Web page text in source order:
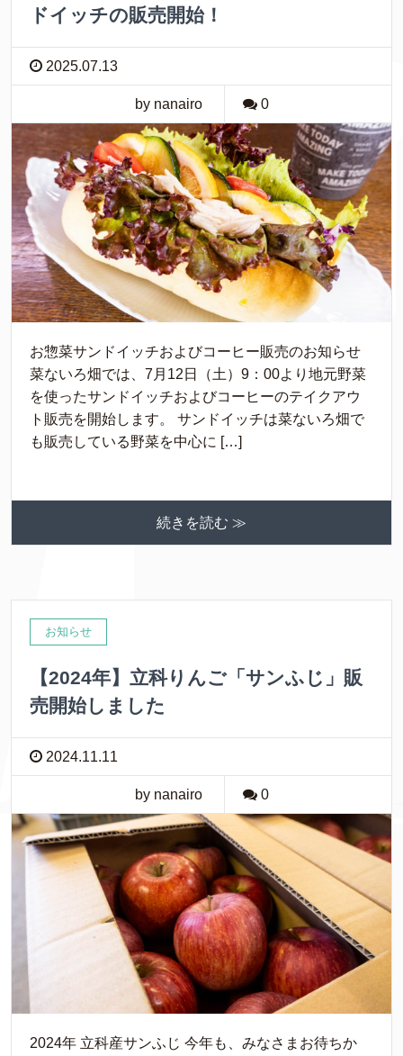
ドイッチの販売開始！
2025.07.13
by nanairo 0
お惣菜サンドイッチおよびコーヒー販売のお知らせ
菜ないろ畑では、7月12日（土）9：00より地元野菜
を使ったサンドイッチおよびコーヒーのテイクアウ
ト販売を開始します。 サンドイッチは菜ないろ畑で
も販売している野菜を中心に […]
続きを読む ≫
お知らせ
【2024年】立科りんご「サンふじ」販
売開始しました
2024.11.11
by nanairo 0
2024年 立科産サンふじ 今年も、みなさまお待ちか